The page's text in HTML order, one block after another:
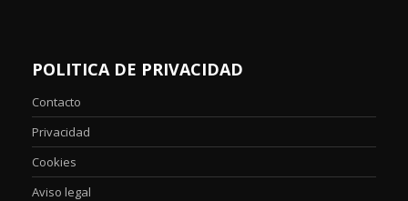
POLITICA DE PRIVACIDAD
Contacto
Privacidad
Cookies
Aviso legal